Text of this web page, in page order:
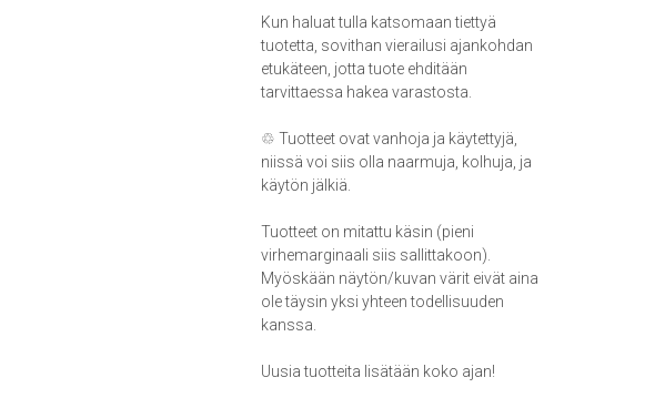
Kun haluat tulla katsomaan tiettyä
tuotetta, sovithan vierailusi ajankohdan
etukäteen, jotta tuote ehditään
tarvittaessa hakea varastosta.
♲ Tuotteet ovat vanhoja ja käytettyjä,
niissä voi siis olla naarmuja, kolhuja, ja
käytön jälkiä.
Tuotteet on mitattu käsin (pieni
virhemarginaali siis sallittakoon).
Myöskään näytön/kuvan värit eivät aina
ole täysin yksi yhteen todellisuuden
kanssa.
Uusia tuotteita lisätään koko ajan!